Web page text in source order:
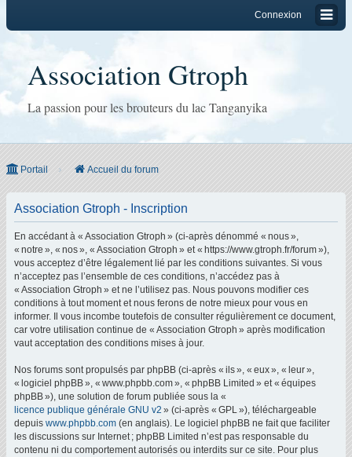
Connexion
Association Gtroph
La passion pour les brouteurs du lac Tanganyika
Portail Accueil du forum
Association Gtroph - Inscription
En accédant à « Association Gtroph » (ci-après dénommé « nous »,
« notre », « nos », « Association Gtroph » et « https://www.gtroph.fr/forum »),
vous acceptez d’être légalement lié par les conditions suivantes. Si vous
n’acceptez pas l’ensemble de ces conditions, n’accédez pas à
« Association Gtroph » et ne l’utilisez pas. Nous pouvons modifier ces
conditions à tout moment et nous ferons de notre mieux pour vous en
informer. Il vous incombe toutefois de consulter régulièrement ce document,
car votre utilisation continue de « Association Gtroph » après modification
vaut acceptation des conditions mises à jour.
Nos forums sont propulsés par phpBB (ci-après « ils », « eux », « leur »,
« logiciel phpBB », « www.phpbb.com », « phpBB Limited » et « équipes
phpBB »), une solution de forum publiée sous la «
licence publique générale GNU v2 » (ci-après « GPL »), téléchargeable
depuis www.phpbb.com (en anglais). Le logiciel phpBB ne fait que faciliter
les discussions sur Internet ; phpBB Limited n’est pas responsable du
contenu ni du comportement autorisés ou interdits sur ce site. Pour plus